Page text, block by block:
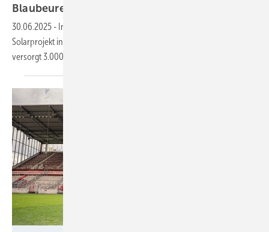
Blaubeuren
30.06.2025 - In Blaubeuren hat der Ökoenergieversorger sein zweites
Solarprojekt innerhalb von wenigen Wochen fertiggestellt. Die Anlage
versorgt 3.000 Haushaltskunden von